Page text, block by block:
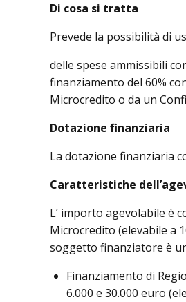
Di cosa si tratta
Prevede la possibilità di
delle spese ammissibili
finanziamento del 60%
Microcredito o da un
Dotazione finanziaria
La dotazione finanziaria
Caratteristiche
L’ importo agevolabile è
Microcredito (elevabile a
soggetto finanziatore è
Finanziamento di
6.000 e 30.000 euro